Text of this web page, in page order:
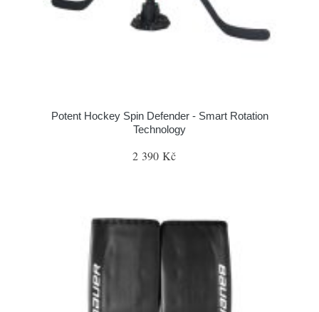
Potent Hockey Spin Defender - Smart Rotation
Technology
2 390 Kč